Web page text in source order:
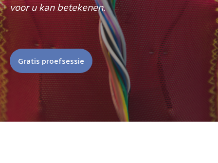
voor u kan betekenen.
Gratis proefsessie